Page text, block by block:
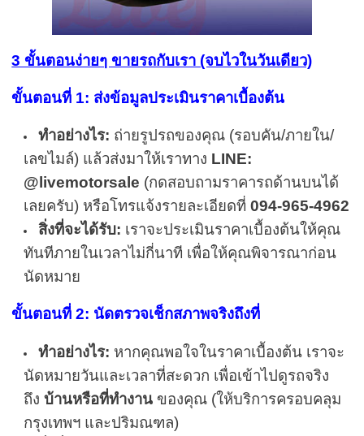
3 ขั้นตอนง่ายๆ ขายรถกับเรา (จบไวในวันเดียว)
ขั้นตอนที่ 1: ส่งข้อมูลประเมินราคาเบื้องต้น
ทำอย่างไร: ถ่ายรูปรถของคุณ (รอบคัน/ภายใน/
เลขไมล์) แล้วส่งมาให้เราทาง LINE:
@livemotorsale (กดสอบถามราคารถด้านบนได้
เลยครับ) หรือโทรแจ้งรายละเอียดที่094-965-4962
สิ่งที่จะได้รับ: เราจะประเมินราคาเบื้องต้นให้คุณ
ทันทีภายในเวลาไม่กี่นาที เพื่อให้คุณพิจารณาก่อน
นัดหมาย
ขั้นตอนที่ 2: นัดตรวจเช็กสภาพจริงถึงที่
ทำอย่างไร: หากคุณพอใจในราคาเบื้องต้น เราจะ
นัดหมายวันและเวลาที่สะดวก เพื่อเข้าไปดูรถจริง
ถึงบ้านหรือที่ทำงาน ของคุณ (ให้บริการครอบคลุม
กรุงเทพฯ และปริมณฑล)